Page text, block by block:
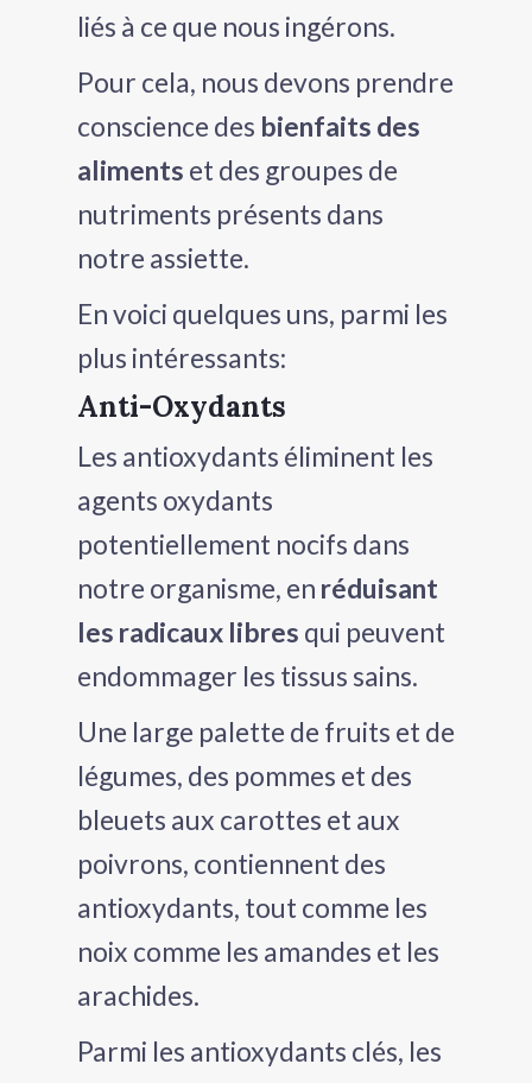
liés à ce que nous ingérons.
Pour cela, nous devons prendre
conscience des bienfaits des
aliments et des groupes de
nutriments présents dans
notre assiette.
En voici quelques uns, parmi les
plus intéressants:
Anti-Oxydants
Les antioxydants éliminent les
agents oxydants
potentiellement nocifs dans
notre organisme, en réduisant
les radicaux libres qui peuvent
endommager les tissus sains.
Une large palette de fruits et de
légumes, des pommes et des
bleuets aux carottes et aux
poivrons, contiennent des
antioxydants, tout comme les
noix comme les amandes et les
arachides.
Parmi les antioxydants clés, les